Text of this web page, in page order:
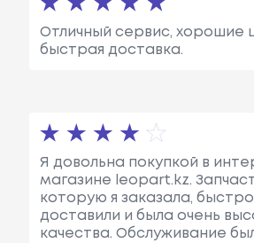
Отличный сервис, хорошие
быстрая доставка.
Я довольна покупкой в
магазине leopart.kz.
которую я заказала, быстро
доставили и была очень
качества. Обслуживание